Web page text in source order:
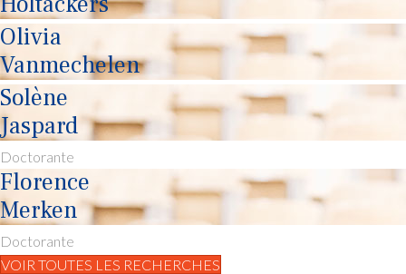
Olivia
Vanmechelen
Solène
Jaspard
Doctorante
Florence
Merken
Doctorante
VOIR TOUTES LES RECHERCHES